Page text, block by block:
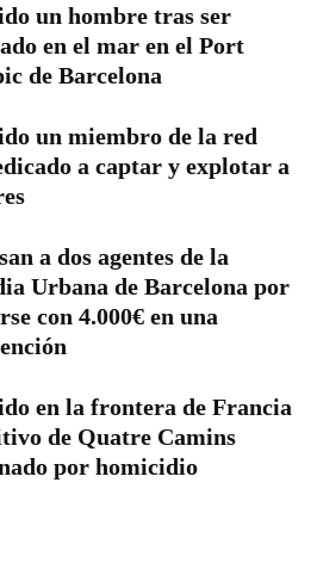
un hombre tras ser
en el mar en el Port
de Barcelona
un miembro de la red
a captar y explotar a
a dos agentes de la
Urbana de Barcelona por
con 4.000€ en una
en la frontera de Francia
de Quatre Camins
por homicidio